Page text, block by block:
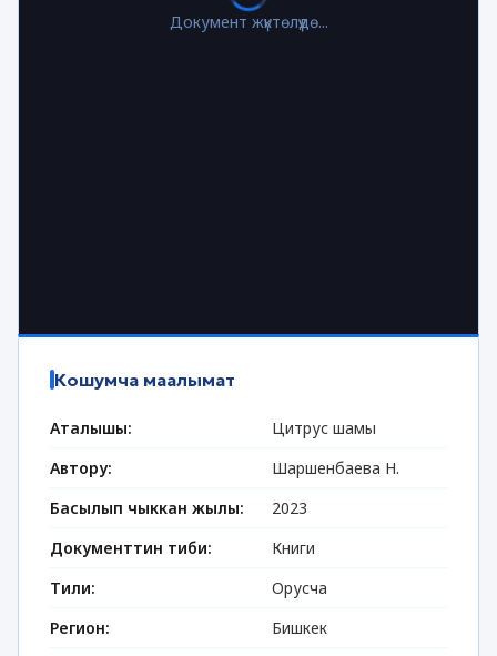
Документ жүктөлүүдө...
Кошумча маалымат
Аталышы:
Цитрус шамы
Автору:
Шаршенбаева Н.
Басылып чыккан жылы:
2023
Документтин тиби:
Книги
Тили:
Орусча
Регион:
Бишкек